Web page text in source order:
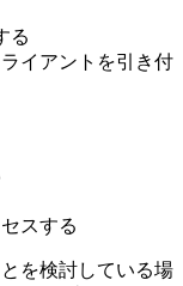
る
イアントを引き付
スする
を検討している場